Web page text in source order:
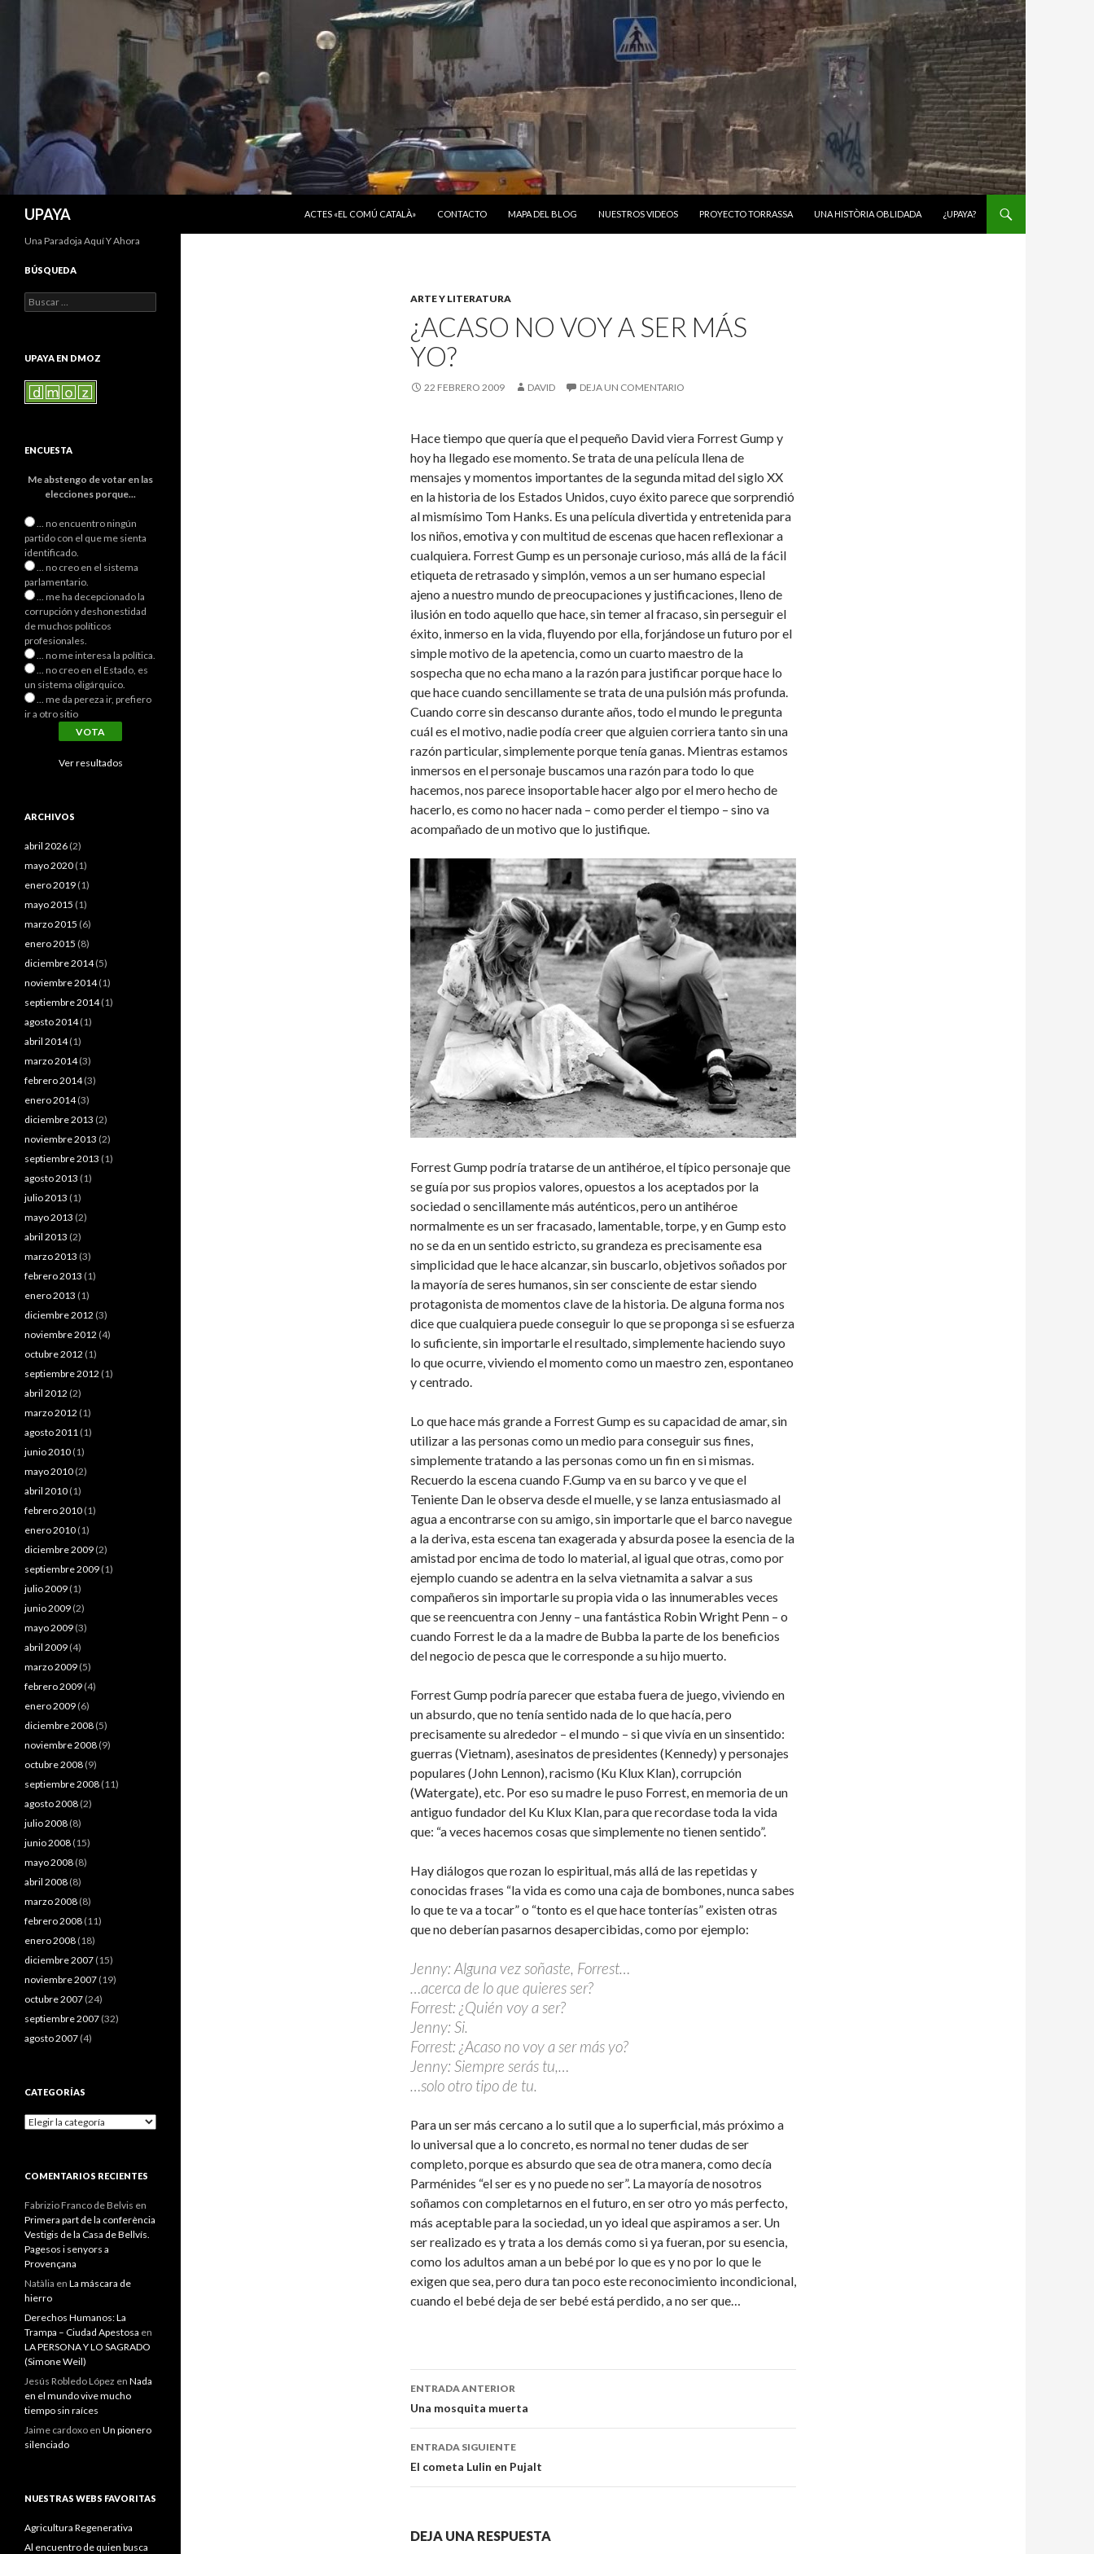
UPAYA
ACTES «EL COMÚ CATALÀ»
CONTACTO MAPA DEL BLOG NUESTROS VIDEOS PROYECTO TORRASSA UNA HISTÒRIA OBLIDADA ¿UPAYA?
ARTE Y LITERATURA
¿ACASO NO VOY A SER MÁS
YO?
22 FEBRERO 2009 DAVID DEJA UN COMENTARIO
Hace tiempo que quería que el pequeño David viera Forrest Gump y
hoy ha llegado ese momento. Se trata de una película llena de
mensajes y momentos importantes de la segunda mitad del siglo XX
en la historia de los Estados Unidos, cuyo éxito parece que sorprendió
al mismísimo Tom Hanks. Es una película divertida y entretenida para
los niños, emotiva y con multitud de escenas que hacen reflexionar a
cualquiera. Forrest Gump es un personaje curioso, más allá de la fácil
etiqueta de retrasado y simplón, vemos a un ser humano especial
ajeno a nuestro mundo de preocupaciones y justificaciones, lleno de
ilusión en todo aquello que hace, sin temer al fracaso, sin perseguir el
éxito, inmerso en la vida, fluyendo por ella, forjándose un futuro por el
simple motivo de la apetencia, como un cuarto maestro de la
sospecha que no echa mano a la razón para justificar porque hace lo
que hace cuando sencillamente se trata de una pulsión más profunda.
Cuando corre sin descanso durante años, todo el mundo le pregunta
cuál es el motivo, nadie podía creer que alguien corriera tanto sin una
razón particular, simplemente porque tenía ganas. Mientras estamos
inmersos en el personaje buscamos una razón para todo lo que
hacemos, nos parece insoportable hacer algo por el mero hecho de
hacerlo, es como no hacer nada – como perder el tiempo – sino va
acompañado de un motivo que lo justifique.
Forrest Gump podría tratarse de un antihéroe, el típico personaje que
se guía por sus propios valores, opuestos a los aceptados por la
sociedad o sencillamente más auténticos, pero un antihéroe
normalmente es un ser fracasado, lamentable, torpe, y en Gump esto
no se da en un sentido estricto, su grandeza es precisamente esa
simplicidad que le hace alcanzar, sin buscarlo, objetivos soñados por
la mayoría de seres humanos, sin ser consciente de estar siendo
protagonista de momentos clave de la historia. De alguna forma nos
dice que cualquiera puede conseguir lo que se proponga si se esfuerza
lo suficiente, sin importarle el resultado, simplemente haciendo suyo
lo que ocurre, viviendo el momento como un maestro zen, espontaneo
y centrado.
Lo que hace más grande a Forrest Gump es su capacidad de amar, sin
utilizar a las personas como un medio para conseguir sus fines,
simplemente tratando a las personas como un fin en si mismas.
Recuerdo la escena cuando F.Gump va en su barco y ve que el
Teniente Dan le observa desde el muelle, y se lanza entusiasmado al
agua a encontrarse con su amigo, sin importarle que el barco navegue
a la deriva, esta escena tan exagerada y absurda posee la esencia de la
amistad por encima de todo lo material, al igual que otras, como por
ejemplo cuando se adentra en la selva vietnamita a salvar a sus
compañeros sin importarle su propia vida o las innumerables veces
que se reencuentra con Jenny – una fantástica Robin Wright Penn – o
cuando Forrest le da a la madre de Bubba la parte de los beneficios
del negocio de pesca que le corresponde a su hijo muerto.
Forrest Gump podría parecer que estaba fuera de juego, viviendo en
un absurdo, que no tenía sentido nada de lo que hacía, pero
precisamente su alrededor – el mundo – si que vivía en un sinsentido:
guerras (Vietnam), asesinatos de presidentes (Kennedy) y personajes
populares (John Lennon), racismo (Ku Klux Klan), corrupción
(Watergate), etc. Por eso su madre le puso Forrest, en memoria de un
antiguo fundador del Ku Klux Klan, para que recordase toda la vida
que: “a veces hacemos cosas que simplemente no tienen sentido”.
Hay diálogos que rozan lo espiritual, más allá de las repetidas y
conocidas frases “la vida es como una caja de bombones, nunca sabes
lo que te va a tocar” o “tonto es el que hace tonterías” existen otras
que no deberían pasarnos desapercibidas, como por ejemplo:
Jenny: Alguna vez soñaste, Forrest…
…acerca de lo que quieres ser?
Forrest: ¿Quién voy a ser?
Jenny: Si.
Forrest: ¿Acaso no voy a ser más yo?
Jenny: Siempre serás tu,…
…solo otro tipo de tu.
Para un ser más cercano a lo sutil que a lo superficial, más próximo a
lo universal que a lo concreto, es normal no tener dudas de ser
completo, porque es absurdo que sea de otra manera, como decía
Parménides “el ser es y no puede no ser”. La mayoría de nosotros
soñamos con completarnos en el futuro, en ser otro yo más perfecto,
más aceptable para la sociedad, un yo ideal que aspiramos a ser. Un
ser realizado es y trata a los demás como si ya fueran, por su esencia,
como los adultos aman a un bebé por lo que es y no por lo que le
exigen que sea, pero dura tan poco este reconocimiento incondicional,
cuando el bebé deja de ser bebé está perdido, a no ser que…
Navegación
de
entradas
ENTRADA ANTERIOR
Una mosquita muerta
ENTRADA SIGUIENTE
El cometa Lulin en Pujalt
DEJA UNA RESPUESTA
Una Paradoja Aquí Y Ahora
BÚSQUEDA
Buscar:
UPAYA EN DMOZ
ENCUESTA
Me abstengo de votar en las
elecciones porque...
... no encuentro ningún
partido con el que me sienta
identificado.
... no creo en el sistema
parlamentario.
... me ha decepcionado la
corrupción y deshonestidad
de muchos políticos
profesionales.
... no me interesa la política.
... no creo en el Estado, es
un sistema oligárquico.
... me da pereza ir, prefiero
ir a otro sitio
Ver resultados
ARCHIVOS
abril 2026 (2)
mayo 2020 (1)
enero 2019 (1)
mayo 2015 (1)
marzo 2015 (6)
enero 2015 (8)
diciembre 2014(5)
noviembre 2014(1)
septiembre 2014(1)
agosto 2014(1)
abril 2014(1)
marzo 2014(3)
febrero 2014(3)
enero 2014(3)
diciembre 2013 (2)
noviembre 2013 (2)
septiembre 2013 (1)
agosto 2013 (1)
julio 2013 (1)
mayo 2013 (2)
abril 2013 (2)
marzo 2013 (3)
febrero 2013 (1)
enero 2013 (1)
diciembre 2012 (3)
noviembre 2012 (4)
octubre 2012 (1)
septiembre 2012 (1)
abril 2012 (2)
marzo 2012 (1)
agosto 2011 (1)
junio 2010 (1)
mayo 2010 (2)
abril 2010 (1)
febrero 2010 (1)
enero 2010 (1)
diciembre 2009 (2)
septiembre 2009 (1)
julio 2009 (1)
junio 2009 (2)
mayo 2009 (3)
abril 2009 (4)
marzo 2009 (5)
febrero 2009 (4)
enero 2009 (6)
diciembre 2008 (5)
noviembre 2008 (9)
octubre 2008 (9)
septiembre 2008 (11)
agosto 2008 (2)
julio 2008 (8)
junio 2008 (15)
mayo 2008 (8)
abril 2008 (8)
marzo 2008 (8)
febrero 2008 (11)
enero 2008 (18)
diciembre 2007 (15)
noviembre 2007 (19)
octubre 2007 (24)
septiembre 2007 (32)
agosto 2007 (4)
CATEGORÍAS
Categorías
COMENTARIOS RECIENTES
Fabrizio Franco de Belvis en
Primera part de la conferència
Vestigis de la Casa de Bellvís.
Pagesos i senyors a
Provençana
Natàlia en La máscara de
hierro
Derechos Humanos: La
Trampa – Ciudad Apestosa en
LA PERSONA Y LO SAGRADO
(Simone Weil)
Jesús Robledo López en Nada
en el mundo vive mucho
tiempo sin raíces
Jaime cardoxo en Un pionero
silenciado
NUESTRAS WEBS FAVORITAS
Agricultura Regenerativa
Al encuentro de quien busca